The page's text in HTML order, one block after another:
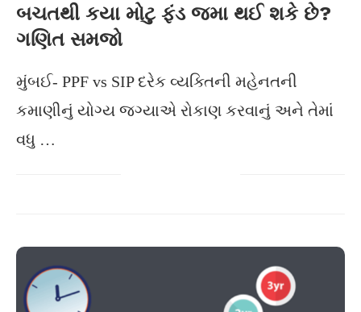
બચતથી કયા મોટુ ફંડ જમા થઈ શકે છે?
ગણિત સમજો
મુંબઈ- PPF vs SIP દરેક વ્યક્તિની મહેનતની
કમાણીનું યોગ્ય જગ્યાએ રોકાણ કરવાનું અને તેમાં
વધુ …